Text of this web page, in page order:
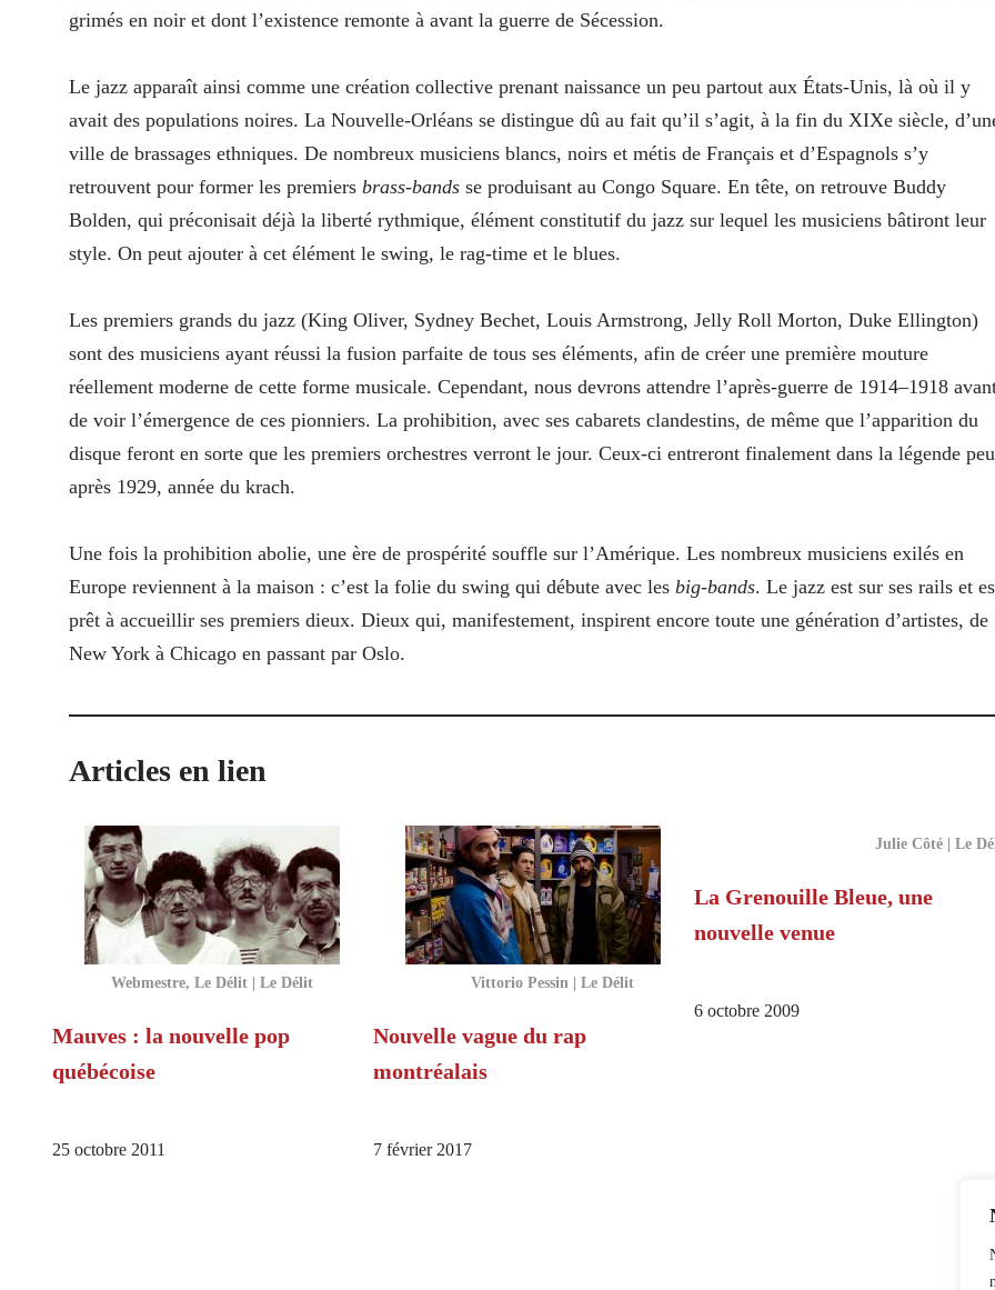
grimés en noir et dont l’existence remonte à avant la guerre de Sécession.
Le jazz apparaît ainsi comme une création collective prenant naissance un peu partout aux États-Unis, là où il y
avait des populations noires. La Nouvelle-Orléans se distingue dû au fait qu’il s’agit, à la fin du XIXe siècle,
ville de brassages ethniques. De nombreux musiciens blancs, noirs et métis de Français et d’Espagnols s’y
retrouvent pour former les premiers brass-bands se produisant au Congo Square. En tête, on retrouve Buddy
Bolden, qui préconisait déjà la liberté rythmique, élément constitutif du jazz sur lequel les musiciens bâtiront leur
style. On peut ajouter à cet élément le swing, le rag-time et le blues.
Les premiers grands du jazz (King Oliver, Sydney Bechet, Louis Armstrong, Jelly Roll Morton, Duke Ellington)
sont des musiciens ayant réussi la fusion parfaite de tous ses éléments, afin de créer une première mouture
réellement moderne de cette forme musicale. Cependant, nous devrons attendre l’après-guerre de 1914–1918
de voir l’émergence de ces pionniers. La prohibition, avec ses cabarets clandestins, de même que l’apparition du
disque feront en sorte que les premiers orchestres verront le jour. Ceux-ci entreront finalement dans la légende peu
après 1929, année du krach.
Une fois la prohibition abolie, une ère de prospérité souffle sur l’Amérique. Les nombreux musiciens exilés en
Europe reviennent à la maison : c’est la folie du swing qui débute avec les big-bands. Le jazz est sur ses rails et
prêt à accueillir ses premiers dieux. Dieux qui, manifestement, inspirent encore toute une génération d’artistes, de
New York à Chicago en passant par Oslo.
Articles en lien
Webmestre, Le Délit | Le Délit
Mauves : la nouvelle pop
québécoise
25 octobre 2011
Vittorio Pessin | Le Délit
Nouvelle vague du rap
montréalais
7 février 2017
Julie Côté | Le
La Grenouille Bleue, une
nouvelle venue
6 octobre 2009